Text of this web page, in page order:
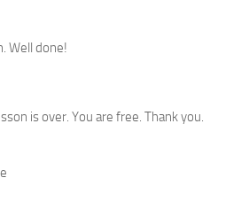
Well done!
is over. You are free. Thank you.